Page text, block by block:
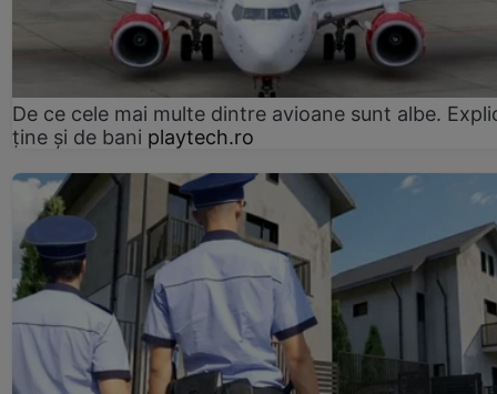
De ce cele mai multe dintre avioane sunt albe.
ține și de bani playtech.ro